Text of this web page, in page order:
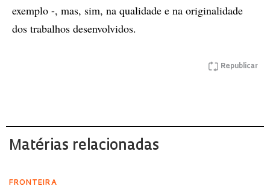
exemplo -, mas, sim, na qualidade e na originalidade
dos trabalhos desenvolvidos.
Republicar